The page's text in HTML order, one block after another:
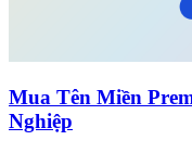
Mua Tên Miền
Nghiệp